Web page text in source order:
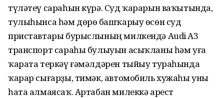
түләтеү сараһын күрә. Суд ҡарарын ваҡытында,
тулыһынса һәм дөрөҫ башҡарыу өсөн суд
приставтары бурыслының милкендә Audi A3
транспорт сараһы булыуын асыҡланы һәм уға
ҡарата теркәү ғәмәлдәрен тыйыу тураһында
ҡарар сығарҙы, тимәк, автомобиль хужаһы уны
һата алмаясаҡ. Артабан милеккә арест